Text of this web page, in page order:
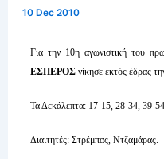
10 Dec 2010
Για την 10η αγωνιστική του
ΕΣΠΕΡΟΣ νίκησε εκτός έδρας
Τα Δεκάλεπτα: 17-15, 28-34, 39-
Διαιτητές: Στρέμπας, Ντζαμάρας.